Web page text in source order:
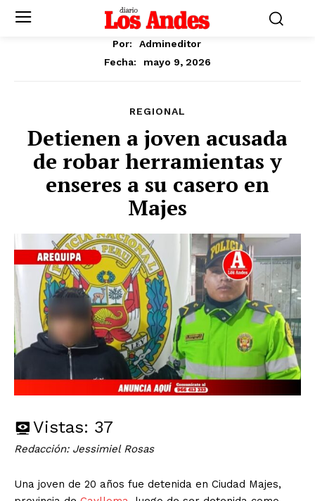
Por:
Admineditor
Fecha:
mayo 9, 2026
REGIONAL
Detienen a joven acusada
de robar herramientas y
enseres a su casero en
Majes
Vistas: 37
Redacción: Jessimiel Rosas
Una joven de 20 años fue detenida en Ciudad Majes,